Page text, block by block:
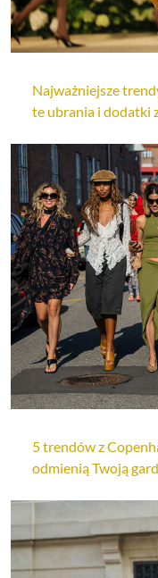
Najważniejsze
te ubrania i dodatki
5 trendów z
odmienią Twoją